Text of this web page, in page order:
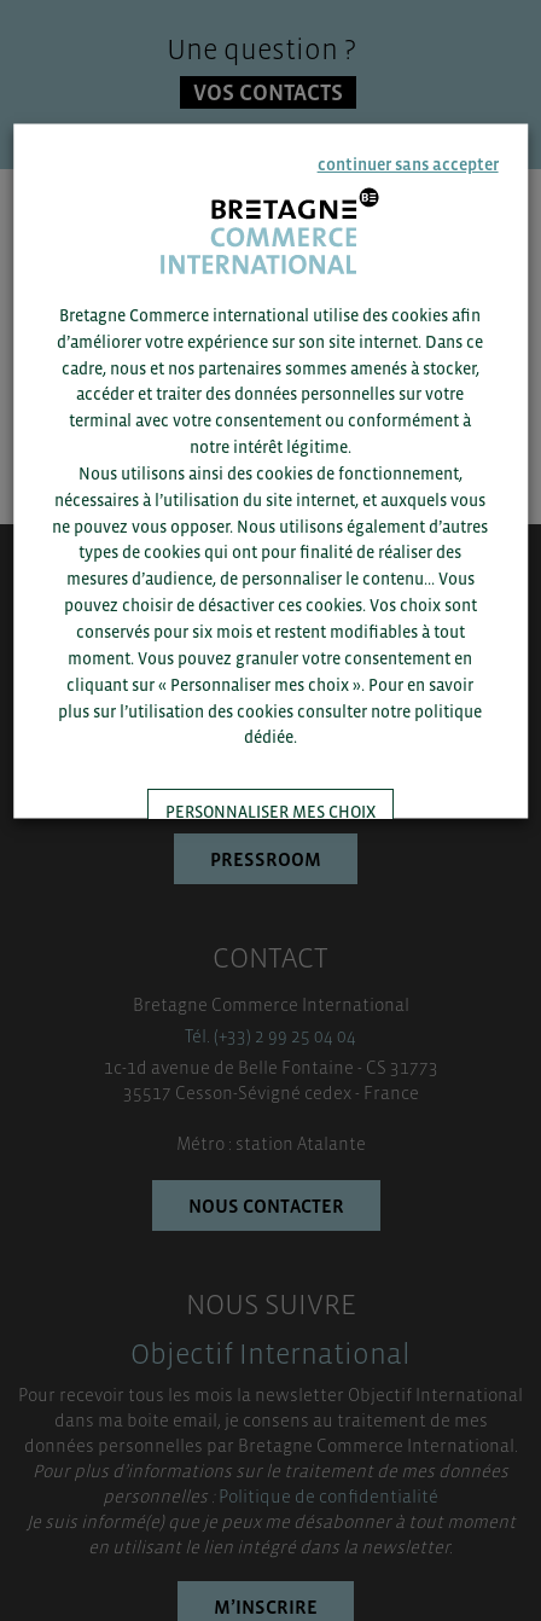
Une question ?
VOS CONTACTS
Pour voir les contacts, merci de renseigner votre
département et votre secteurou connectez-vous.
SAUVEGARDER
QUI-SOMMES NOUS ?
Bretagne Commerce International est une association de plus
de 1000 entreprises bretonnes sur laquelle le Conseil régional
de Bretagne et la CCI Bretagne s’appuient pour développer
l’économie bretonne.
PRESSROOM
CONTACT
Bretagne Commerce International
Tél. (+33) 2 99 25 04 04
1c-1d avenue de Belle Fontaine - CS 31773
35517 Cesson-Sévigné cedex - France
Métro : station Atalante
NOUS CONTACTER
NOUS SUIVRE
Objectif International
Pour recevoir tous les mois la newsletter Objectif International
dans ma boite email, je consens au traitement de mes
données personnelles par Bretagne Commerce International.
Pour plus d’informations sur le traitement de mes données
personnelles :Politique de confidentialité
Je suis informé(e) que je peux me désabonner à tout moment
en utilisant le lien intégré dans la newsletter.
M’INSCRIRE
continuer sans accepter
Bretagne Commerce international utilise des cookies afin
d’améliorer votre expérience sur son site internet. Dans ce
cadre, nous et nos partenaires sommes amenés à stocker,
accéder et traiter des données personnelles sur votre
terminal avec votre consentement ou conformément à
notre intérêt légitime.
Nous utilisons ainsi des cookies de fonctionnement,
nécessaires à l’utilisation du site internet, et auxquels vous
ne pouvez vous opposer. Nous utilisons également d’autres
types de cookies qui ont pour finalité de réaliser des
mesures d’audience, de personnaliser le contenu... Vous
pouvez choisir de désactiver ces cookies. Vos choix sont
conservés pour six mois et restent modifiables à tout
moment. Vous pouvez granuler votre consentement en
cliquant sur « Personnaliser mes choix ». Pour en savoir
plus sur l’utilisation des cookies consulter notre politique
dédiée.
PERSONNALISER MES CHOIX
TOUT ACCEPTER